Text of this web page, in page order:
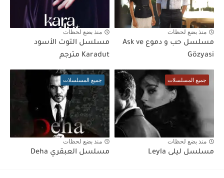
منذ بضع لحظات
مسلسل حب و دموع Ask ve
Gözyasi
منذ بضع لحظات
مسلسل التوت الأسود
Karadut مترجم
جميع المسلسلات
منذ بضع لحظات
مسلسل ليلى Leyla
جميع المسلسلات
منذ بضع لحظات
مسلسل العبقري Deha